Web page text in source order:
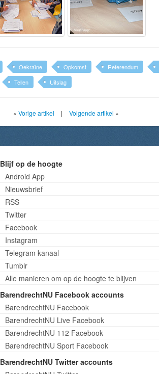
Oekraïne Opkomst Referendum
Tellen Uitslag
« Vorige artikel | Volgende artikel »
Blijf op de hoogte
Android App
Nieuwsbrief
RSS
Twitter
Facebook
Instagram
Telegram kanaal
Tumblr
Alle manieren om op de hoogte te blijven
BarendrechtNU Facebook accounts
BarendrechtNU Facebook
BarendrechtNU Live Facebook
BarendrechtNU 112 Facebook
BarendrechtNU Sport Facebook
BarendrechtNU Twitter accounts